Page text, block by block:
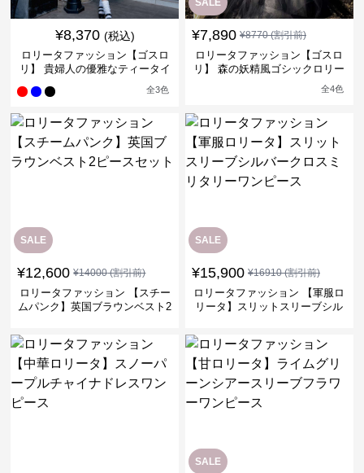
¥8,370 (税込)
ロリータファッション【ゴスロ
リ】 貴婦人の優雅なティータイ
全3色
SALE
¥7,890 ¥8770(割引前)
ロリータファッション【ゴスロ
リ】 森の妖精風ゴシックロリー
全4色
SALE
¥12,600 ¥14000(割引前)
ロリータファッション 【スチー
ムパンク】英国ブラウンベスト2
SALE
¥15,900 ¥16910(割引前)
ロリータファッション 【軍服ロ
リータ】スリットスリーブシル
SALE